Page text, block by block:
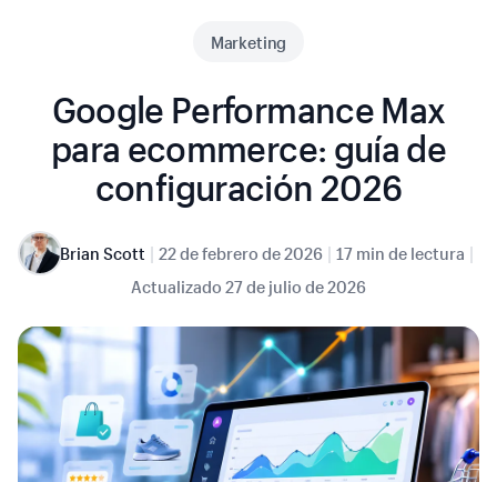
Marketing
Google Performance Max
para ecommerce: guía de
configuración 2026
Brian Scott | 22 de febrero de 2026 | 17 min de lectura |
Actualizado 27 de julio de 2026